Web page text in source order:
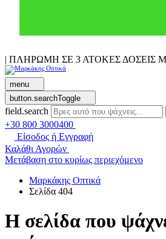
| ΠΛΗΡΩΜΗ ΣΕ 3 ΑΤΟΚΕΣ ΔΟΣΕΙΣ
menu
button.searchToggle
field.search
+30 800 3000400
Είσοδος ή Εγγραφή
Καλάθι Αγορών
Μετάβαση στο κυρίως περιεχόμενο
Μαρκάκης Οπτικά
Σελίδα 404
Η σελίδα που